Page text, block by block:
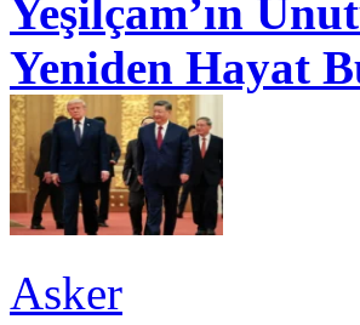
Yeşilçam’ın
Yeniden Hayat
Asker